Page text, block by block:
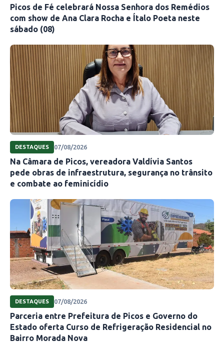
Picos de Fé celebrará Nossa Senhora dos Remédios
com show de Ana Clara Rocha e Ítalo Poeta neste
sábado (08)
DESTAQUES 07/08/2026
Na Câmara de Picos, vereadora Valdívia Santos
pede obras de infraestrutura, segurança no trânsito
e combate ao feminicídio
DESTAQUES 07/08/2026
Parceria entre Prefeitura de Picos e Governo do
Estado oferta Curso de Refrigeração Residencial no
Bairro Morada Nova